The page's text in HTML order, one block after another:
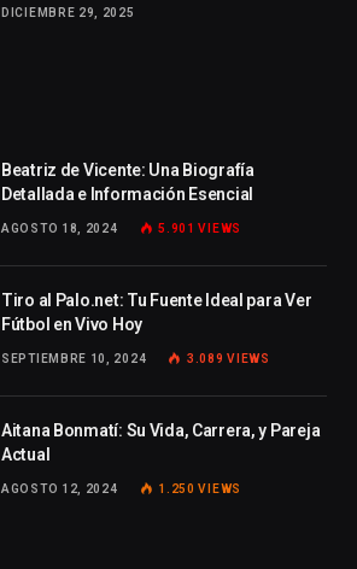
DICIEMBRE 29, 2025
Beatriz de Vicente: Una Biografía
Detallada e Información Esencial
AGOSTO 18, 2024 5.901VIEWS
Tiro al Palo.net: Tu Fuente Ideal para Ver
Fútbol en Vivo Hoy
SEPTIEMBRE 10, 2024 3.089VIEWS
Aitana Bonmatí: Su Vida, Carrera, y Pareja
Actual
AGOSTO 12, 2024 1.250VIEWS